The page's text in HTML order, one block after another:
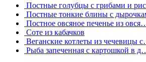
Постные голубцы с грибами и
Постные тонкие блины с
Постное овсяное печенье из
Соте из кабачков
Веганские котлеты из чечевицы
Рыба запеченная с картошкой в